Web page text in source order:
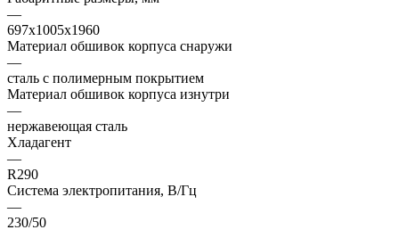
—
697х1005х1960
Материал обшивок корпуса снаружи
—
сталь с полимерным покрытием
Материал обшивок корпуса изнутри
—
нержавеющая сталь
Хладагент
—
R290
Система электропитания, В/Гц
—
230/50